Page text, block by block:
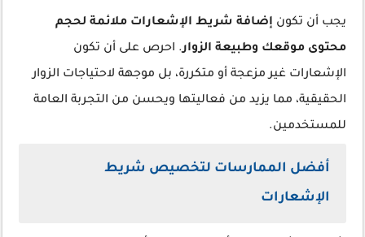
يجب أن تكون إضافة شريط الإشعارات ملائمة لحجم
محتوى موقعك وطبيعة الزوار. احرص على أن تكون
الإشعارات غير مزعجة أو متكررة، بل موجهة لاحتياجات الزوار
الحقيقية، مما يزيد من فعاليتها ويحسن من التجربة العامة
للمستخدمين.
أفضل الممارسات لتخصيص شريط
الإشعارات